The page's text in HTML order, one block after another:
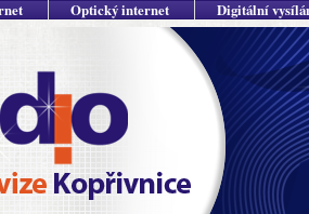
Optický internet Digitální